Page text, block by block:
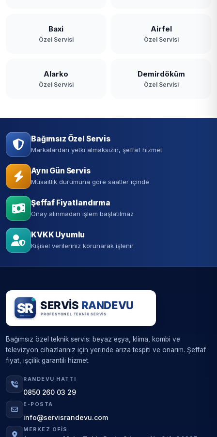
Baxi
Özel Servisi
Airfel
Özel Servisi
Alarko
Özel Servisi
Demirdöküm
Özel Servisi
Bağımsız Özel Servis
Markalardan yetki almaksızın, şeffaf hizmet
Aynı Gün Servis
Müsaitlik durumuna göre saatler içinde
Şeffaf Fiyatlandırma
Onay alınmadan işlem başlatılmaz
KVKK Uyumlu
Kişisel verileriniz korunarak işlenir
Bağımsız özel teknik servis: beyaz eşya, klima, kombi ve
televizyon cihazlarınız için yerinde arıza tespiti ve onarım. Şeffaf
fiyat, işçilik garantili hizmet.
RANDEVU HATTI
0850 260 03 29
E-POSTA
info@servisrandevu.com
MERKEZ OFIS